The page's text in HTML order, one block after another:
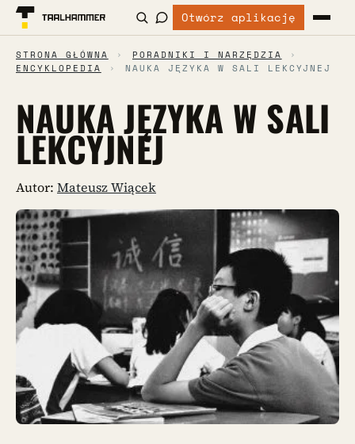
Otwórz aplikację
STRONA GŁÓWNA › PORADNIKI I NARZĘDZIA
›
ENCYKLOPEDIA
› NAUKA JĘZYKA W SALI LEKCYJNEJ
NAUKA JĘZYKA W SALI
LEKCYJNEJ
Autor: Mateusz Wiącek